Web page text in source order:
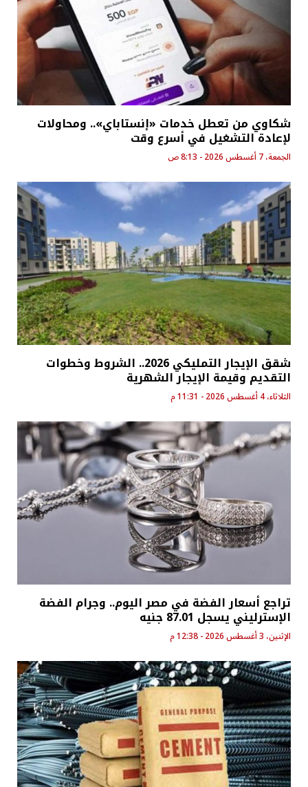
شكاوي من تعطل خدمات «إنستاباي».. ومحاولات
لإعادة التشغيل في أسرع وقت
الجمعة، 7 أغسطس 2026 - 8:13 ص
شقق الإيجار التمليكي 2026.. الشروط وخطوات
التقديم وقيمة الإيجار الشهرية
الثلاثاء، 4 أغسطس 2026 - 11:31 م
تراجع أسعار الفضة في مصر اليوم.. وجرام الفضة
الإسترليني يسجل 87.01 جنيه
الإثنين، 3 أغسطس 2026 - 12:38 م